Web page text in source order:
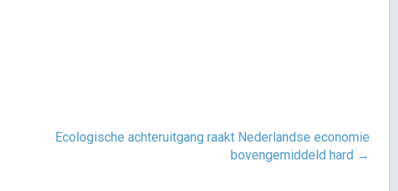
Ecologische achteruitgang raakt Nederlandse economie
bovengemiddeld hard →